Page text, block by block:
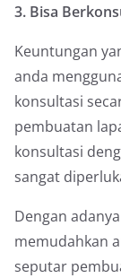
3. Bisa
Keuntungan
anda
konsultasi
pembuatan
konsultasi
sangat
Dengan
memudahkan
seputar